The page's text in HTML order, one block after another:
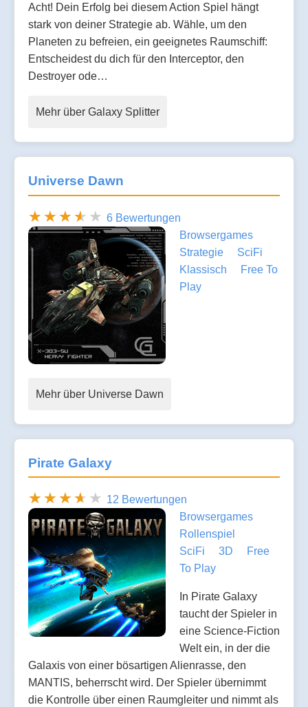
Acht! Dein Erfolg bei diesem Action Spiel hängt
stark von deiner Strategie ab. Wähle, um den
Planeten zu befreien, ein geeignetes Raumschiff:
Entscheidest du dich für den Interceptor, den
Destroyer ode…
Mehr über Galaxy Splitter
Universe Dawn
6 Bewertungen
Browsergames
Strategie
SciFi
Klassisch
Free To
Play
Mehr über Universe Dawn
Pirate Galaxy
12 Bewertungen
Browsergames
Rollenspiel
SciFi
3D
Free
To Play
In Pirate Galaxy
taucht der Spieler in
eine Science-Fiction
Welt ein, in der die
Galaxis von einer bösartigen Alienrasse, den
MANTIS, beherrscht wird. Der Spieler übernimmt
die Kontrolle über einen Raumgleiter und nimmt als